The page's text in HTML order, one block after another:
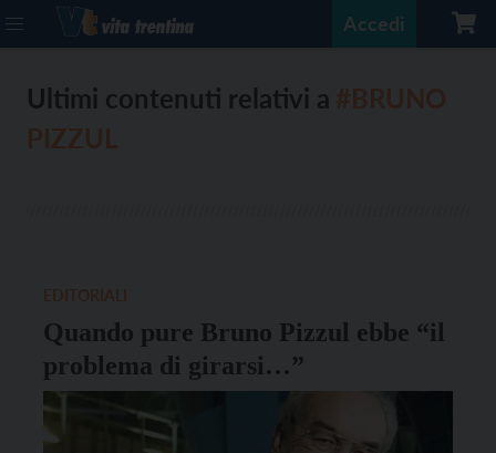
Accedi
Ultimi contenuti relativi a
Quando pure Bruno Pizzul ebbe “il
problema di girarsi…”